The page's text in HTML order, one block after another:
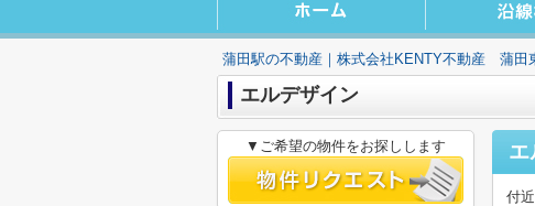
蒲田駅の不動産｜株式会社KENTY不動産 蒲田
エルデザイン
エ
付
▼ご希望の物件をお探しします